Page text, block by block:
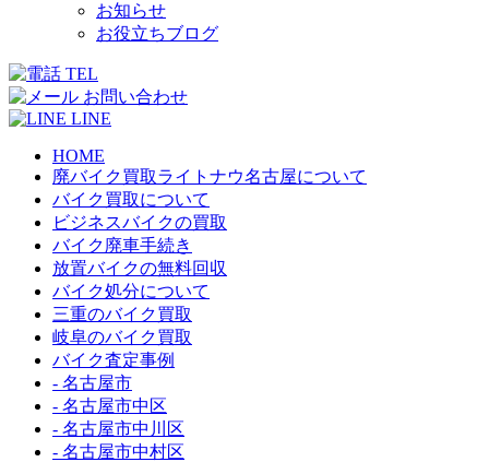
お知らせ
お役立ちブログ
TEL
お問い合わせ
LINE
HOME
廃バイク買取ライトナウ名古屋について
バイク買取について
ビジネスバイクの買取
バイク廃車手続き
放置バイクの無料回収
バイク処分について
三重のバイク買取
岐阜のバイク買取
バイク査定事例
- 名古屋市
- 名古屋市中区
- 名古屋市中川区
- 名古屋市中村区